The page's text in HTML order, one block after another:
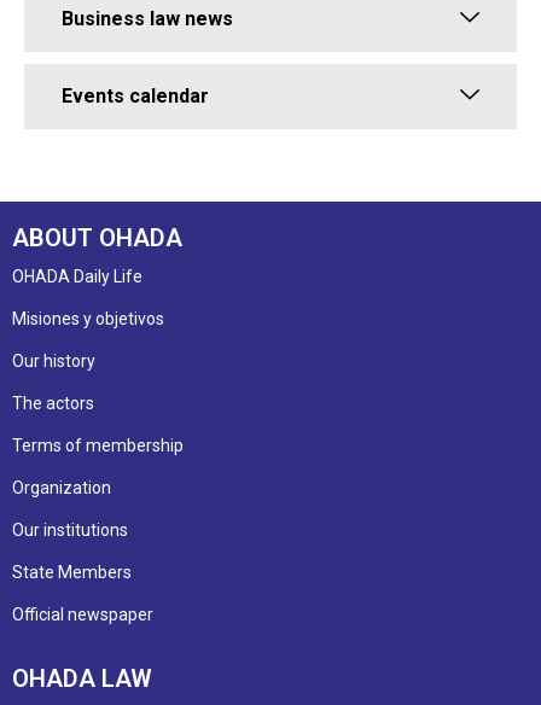
Business law news
Events calendar
ABOUT OHADA
OHADA Daily Life
Misiones y objetivos
Our history
The actors
Terms of membership
Organization
Our institutions
State Members
Official newspaper
OHADA LAW